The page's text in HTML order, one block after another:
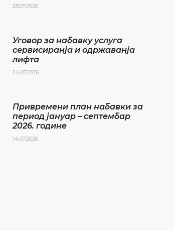
Привремени план набавки за
28.07.2026.
Уговор за набавку услуга
сервисиранја и одржаванја
лифта
24.07.2026.
Привремени план набавки за
период јануар – септембар
2026. године
14.07.2026.